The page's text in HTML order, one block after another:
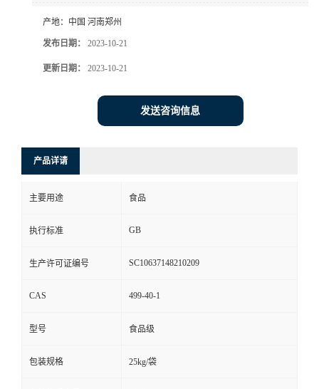
产地： 中国 河南郑州
发布日期： 2023-10-21
更新日期： 2023-10-21
发送咨询信息
产品详请
主要用途 食品
执行标准 GB
生产许可证编号 SC10637148210209
CAS 499-40-1
型号 食品级
包装规格 25kg/袋